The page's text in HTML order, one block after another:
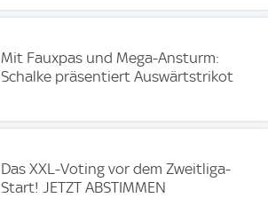
Mit Fauxpas und Mega-Ansturm:
Schalke präsentiert Auswärtstrikot
Das XXL-Voting vor dem Zweitliga-
Start! JETZT ABSTIMMEN